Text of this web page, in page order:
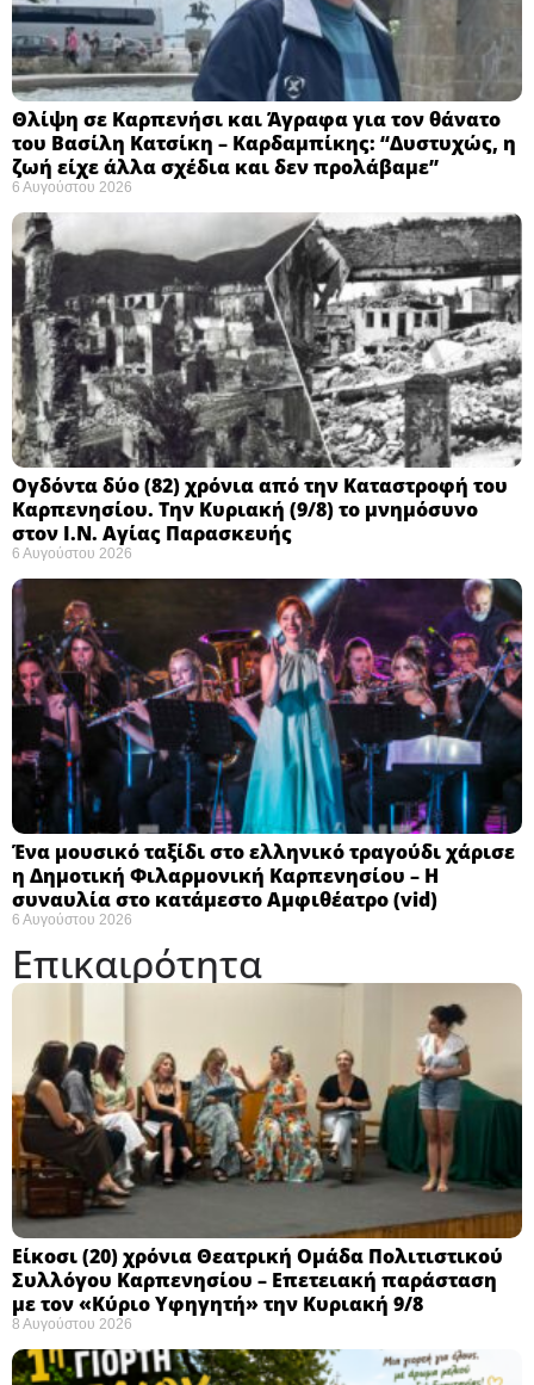
Θλίψη σε Καρπενήσι και Άγραφα για τον θάνατο
του Βασίλη Κατσίκη – Καρδαμπίκης: “Δυστυχώς, η
ζωή είχε άλλα σχέδια και δεν προλάβαμε”
6 Αυγούστου 2026
Ογδόντα δύο (82) χρόνια από την Καταστροφή του
Καρπενησίου. Την Κυριακή (9/8) το μνημόσυνο
στον Ι.Ν. Αγίας Παρασκευής
6 Αυγούστου 2026
Ένα μουσικό ταξίδι στο ελληνικό τραγούδι χάρισε
η Δημοτική Φιλαρμονική Καρπενησίου – Η
συναυλία στο κατάμεστο Αμφιθέατρο (vid)
6 Αυγούστου 2026
Επικαιρότητα
Eίκοσι (20) χρόνια Θεατρική Ομάδα Πολιτιστικού
Συλλόγου Καρπενησίου – Επετειακή παράσταση
με τον «Κύριο Υφηγητή» την Κυριακή 9/8
8 Αυγούστου 2026